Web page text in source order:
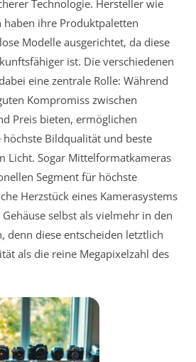
Technologie. Hersteller wie
haben ihre Produktpaletten
Modelle ausgerichtet, da diese
ist. Die verschiedenen
eine zentrale Rolle: Während
Kompromiss zwischen
Preis bieten, ermöglichen
Bildqualität und beste
Licht. Sogar Mittelformatkameras
Segment für höchste
Herzstück eines Kamerasystems
selbst als vielmehr in den
denn diese entscheiden letztlich
als die reine Megapixelzahl des